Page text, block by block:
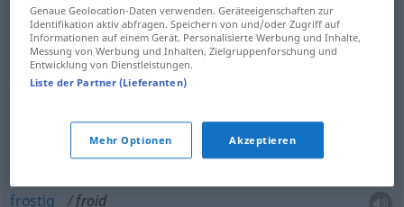
kühl froid
kaltherzig froid (≈ insensible)
froidaccueil
frostig froid
Genaue Geolocation-Daten verwenden. Geräteeigenschaften zur
Identifikation aktiv abfragen. Speichern von und/oder Zugriff auf
Informationen auf einem Gerät. Personalisierte Werbung und Inhalte,
Messung von Werbung und Inhalten, Zielgruppenforschung und
Entwicklung von Dienstleistungen.
Liste der Partner (Lieferanten)
Mehr Optionen Akzeptieren